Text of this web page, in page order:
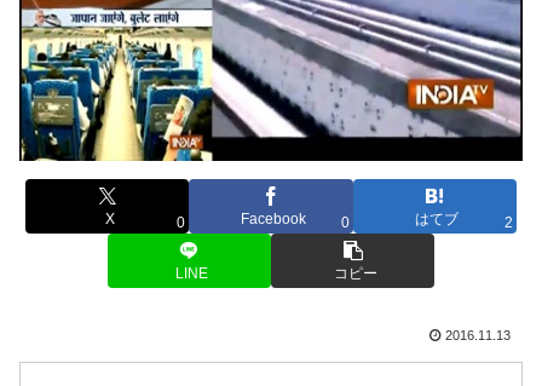
X 0 Facebook 0 はてブ 2
LINE コピー
2016.11.13